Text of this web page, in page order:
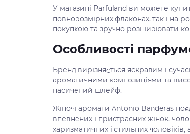
У магазині Parfuland ви можете
повнорозмірних флаконах, так і на
покупкою та зручно розширювати
Особливості
Бренд вирізняється яскравим і
ароматичними композиціями та
насичений шлейф.
Жіночі аромати Antonio Banderas
впевнених і пристрасних жінок,
харизматичних і стильних